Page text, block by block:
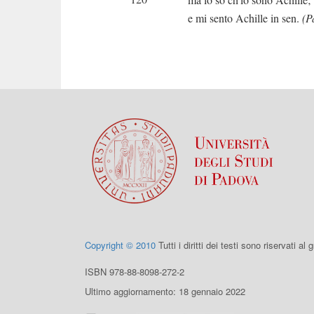
e mi sento Achille in sen.
Copyright © 2010 Tutti i diritti dei testi sono riservati al
ISBN 978-88-8098-272-2
Ultimo aggiornamento: 18 gennaio 2022